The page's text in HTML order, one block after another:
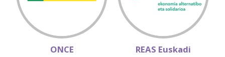
ONCE REAS Euskadi